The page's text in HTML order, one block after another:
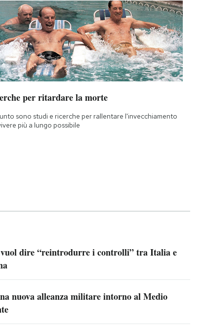
per ritardare la morte
sono studi e ricerche per rallentare l'invecchiamento
più a lungo possibile
vuol dire “reintrodurre i controlli” tra Italia e
nuova alleanza militare intorno al Medio